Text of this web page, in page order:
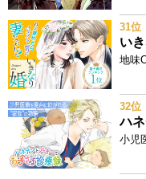
31位
地味
32位
ハ
小児